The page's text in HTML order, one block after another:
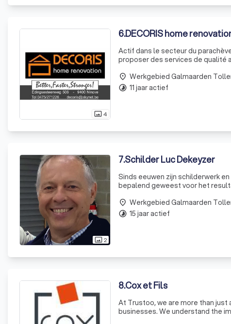
photo_size_select_actual4
6.DECORIS home
Actif dans le secteur du
proposer des services de qualité
place Werkgebied Galmaarden
timelapse 11 jaar actief
photo_size_select_actual2
7.Schilder Luc Dekeyzer
Sinds eeuwen zijn schilderwerk
bepalend geweest voor het
verven
place Werkgebied Galmaarden
timelapse 15 jaar actief
8.Cox et Fils
At Trustoo, we are more than
businesses. We understand the